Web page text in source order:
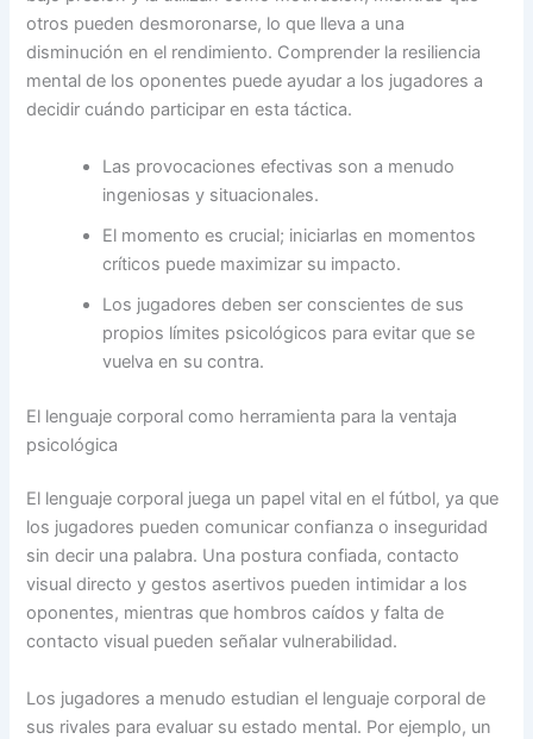
otros pueden desmoronarse, lo que lleva a una
disminución en el rendimiento. Comprender la resiliencia
mental de los oponentes puede ayudar a los jugadores a
decidir cuándo participar en esta táctica.
Las provocaciones efectivas son a menudo
ingeniosas y situacionales.
El momento es crucial; iniciarlas en momentos
críticos puede maximizar su impacto.
Los jugadores deben ser conscientes de sus
propios límites psicológicos para evitar que se
vuelva en su contra.
El lenguaje corporal como herramienta para la ventaja
psicológica
El lenguaje corporal juega un papel vital en el fútbol, ya que
los jugadores pueden comunicar confianza o inseguridad
sin decir una palabra. Una postura confiada, contacto
visual directo y gestos asertivos pueden intimidar a los
oponentes, mientras que hombros caídos y falta de
contacto visual pueden señalar vulnerabilidad.
Los jugadores a menudo estudian el lenguaje corporal de
sus rivales para evaluar su estado mental. Por ejemplo, un